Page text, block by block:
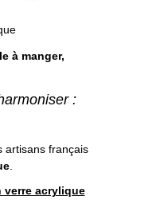
à manger,
:
artisans français
verre acrylique